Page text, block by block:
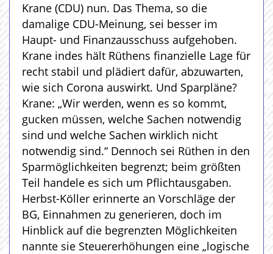
Krane (CDU) nun. Das Thema, so die
damalige CDU-Meinung, sei besser im
Haupt- und Finanzausschuss aufgehoben.
Krane indes hält Rüthens finanzielle Lage für
recht stabil und plädiert dafür, abzuwarten,
wie sich Corona auswirkt. Und Sparpläne?
Krane: „Wir werden, wenn es so kommt,
gucken müssen, welche Sachen notwendig
sind und welche Sachen wirklich nicht
notwendig sind.“ Dennoch sei Rüthen in den
Sparmöglichkeiten begrenzt; beim größten
Teil handele es sich um Pflichtausgaben.
Herbst-Köller erinnerte an Vorschläge der
BG, Einnahmen zu generieren, doch im
Hinblick auf die begrenzten Möglichkeiten
nannte sie Steuererhöhungen eine „logische